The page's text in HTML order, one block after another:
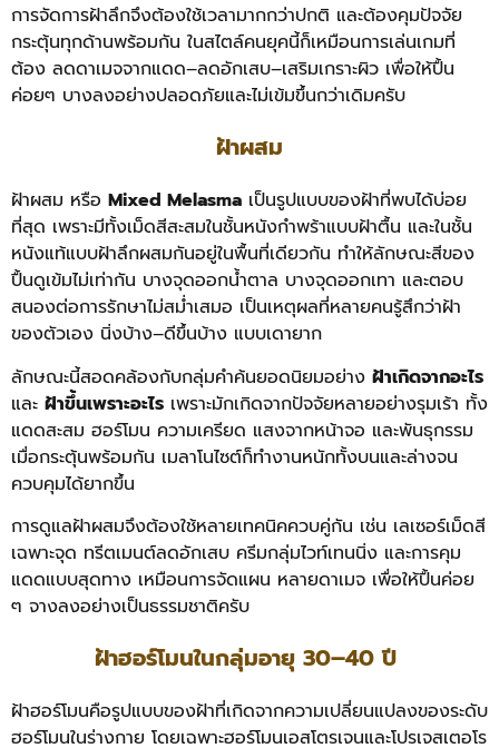
การจัดการฝ้าลึกจึงต้องใช้เวลามากกว่าปกติ และต้องคุมปัจจัย
กระตุ้นทุกด้านพร้อมกัน ในสไตล์คนยุคนี้ก็เหมือนการเล่นเกมที่
ต้อง ลดดาเมจจากแดด–ลดอักเสบ–เสริมเกราะผิว เพื่อให้ปื้น
ค่อยๆ บางลงอย่างปลอดภัยและไม่เข้มขึ้นกว่าเดิมครับ
ฝ้าผสม
ฝ้าผสม หรือ Mixed Melasma เป็นรูปแบบของฝ้าที่พบได้บ่อย
ที่สุด เพราะมีทั้งเม็ดสีสะสมในชั้นหนังกำพร้าแบบฝ้าตื้น และในชั้น
หนังแท้แบบฝ้าลึกผสมกันอยู่ในพื้นที่เดียวกัน ทำให้ลักษณะสีของ
ปื้นดูเข้มไม่เท่ากัน บางจุดออกน้ำตาล บางจุดออกเทา และตอบ
สนองต่อการรักษาไม่สม่ำเสมอ เป็นเหตุผลที่หลายคนรู้สึกว่าฝ้า
ของตัวเอง นิ่งบ้าง–ดีขึ้นบ้าง แบบเดายาก
ลักษณะนี้สอดคล้องกับกลุ่มคำค้นยอดนิยมอย่าง ฝ้าเกิดจากอะไร
และ ฝ้าขึ้นเพราะอะไร เพราะมักเกิดจากปัจจัยหลายอย่างรุมเร้า ทั้ง
แดดสะสม ฮอร์โมน ความเครียด แสงจากหน้าจอ และพันธุกรรม
เมื่อกระตุ้นพร้อมกัน เมลาโนไซต์ก็ทำงานหนักทั้งบนและล่างจน
ควบคุมได้ยากขึ้น
การดูแลฝ้าผสมจึงต้องใช้หลายเทคนิคควบคู่กัน เช่น เลเซอร์เม็ดสี
เฉพาะจุด ทรีตเมนต์ลดอักเสบ ครีมกลุ่มไวท์เทนนิ่ง และการคุม
แดดแบบสุดทาง เหมือนการจัดแผน หลายดาเมจ เพื่อให้ปื้นค่อย
ๆ จางลงอย่างเป็นธรรมชาติครับ
ฝ้าฮอร์โมนในกลุ่มอายุ 30–40 ปี
ฝ้าฮอร์โมนคือรูปแบบของฝ้าที่เกิดจากความเปลี่ยนแปลงของระดับ
ฮอร์โมนในร่างกาย โดยเฉพาะฮอร์โมนเอสโตรเจนและโปรเจสเตอโร